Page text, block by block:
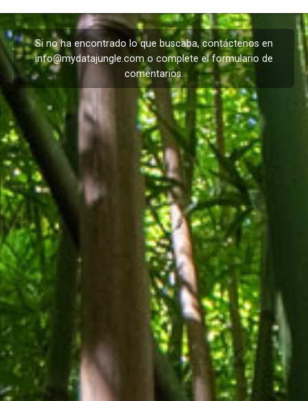
Si no ha encontrado lo que buscaba, contáctenos en
info@mydatajungle.como complete el formulario de
comentarios.